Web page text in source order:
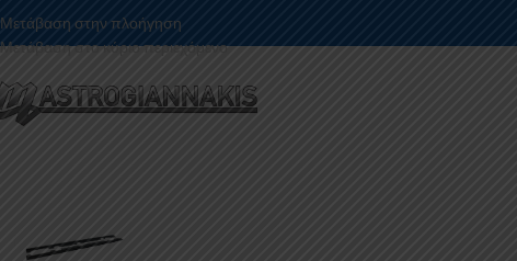
Μετάβαση στην πλοήγηση
Μετάβαση στο κύριο περιεχόμενο